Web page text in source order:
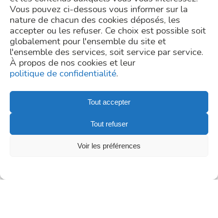
Vous pouvez ci-dessous vous informer sur la
nature de chacun des cookies déposés, les
accepter ou les refuser. Ce choix est possible soit
globalement pour l'ensemble du site et
l'ensemble des services, soit service par service.
À propos de nos cookies et leur
politique de confidentialité.
Tout accepter
Tout refuser
Voir les préférences
>
World Microbiome Day – Microbiome Diversity
GUT MICROBIOME, player in the COVID-19 infection ?
ALL
31326 Castanet Tolosan
cedex – France. For more
information regarding the
processing of your
personal data, you can
consult ourprivacy policy
.